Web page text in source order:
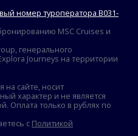
номер туроператора В031-
MSC Cruises и
генерального
Journeys на территории
сайте, носит
характер и не является
Оплата только в рублях по
с Политикой